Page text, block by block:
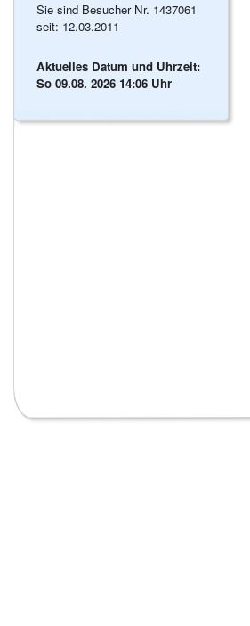
Sie sind Besucher Nr. 1437061
seit: 12.03.2011
Aktuelles Datum und Uhrzeit:
So 09.08. 2026 14:06 Uhr